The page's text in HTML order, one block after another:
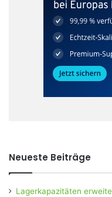
Neueste Beiträge
Lagerkapazitäten